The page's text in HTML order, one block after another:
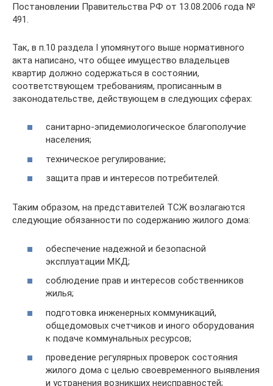
Постановлении Правительства РФ от 13.08.2006 года №
491.
Так, в п.10 раздела I упомянутого выше нормативного
акта написано, что общее имущество владельцев
квартир должно содержаться в состоянии,
соответствующем требованиям, прописанным в
законодательстве, действующем в следующих сферах:
санитарно-эпидемиологическое благополучие
населения;
техническое регулирование;
защита прав и интересов потребителей.
Таким образом, на представителей ТСЖ возлагаются
следующие обязанности по содержанию жилого дома:
обеспечение надежной и безопасной
эксплуатации МКД;
соблюдение прав и интересов собственников
жилья;
подготовка инженерных коммуникаций,
общедомовых счетчиков и иного оборудования
к подаче коммунальных ресурсов;
проведение регулярных проверок состояния
жилого дома с целью своевременного выявления
и устранения возникших неисправностей;